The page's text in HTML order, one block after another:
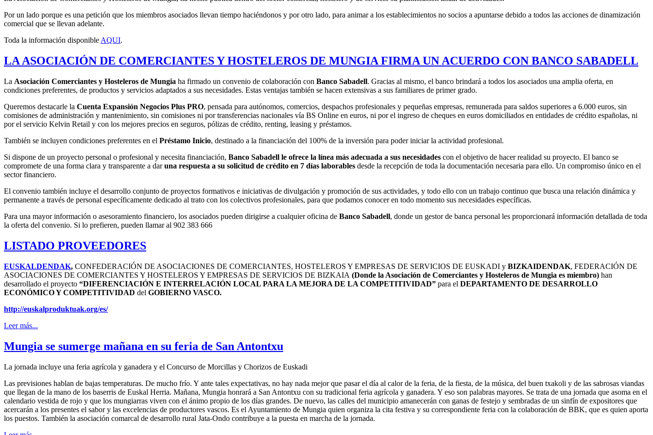
Por un lado porque es una petición que los miembros asociados llevan tiempo haciéndonos y por otro lado, para animar a los establecimientos no socios a apuntarse debido a todos las acciones de dinamización
comercial que se llevan adelante.
Toda la información disponible AQUI.
LA ASOCIACIÓN DE COMERCIANTES Y HOSTELEROS DE MUNGIA FIRMA UN ACUERDO CON BANCO SABADELL
La Asociación Comerciantes y Hosteleros de Mungia ha firmado un convenio de colaboración con Banco Sabadell. Gracias al mismo, el banco brindará a todos los asociados una amplia oferta, en
condiciones preferentes, de productos y servicios adaptados a sus necesidades. Estas ventajas también se hacen extensivas a sus familiares de primer grado.
Queremos destacarle la Cuenta Expansión Negocios Plus PRO, pensada para autónomos, comercios, despachos profesionales y pequeñas empresas, remunerada para saldos superiores a 6.000 euros, sin
comisiones de administración y mantenimiento, sin comisiones ni por transferencias nacionales vía BS Online en euros, ni por el ingreso de cheques en euros domiciliados en entidades de crédito españolas, ni
por el servicio Kelvin Retail y con los mejores precios en seguros, pólizas de crédito, renting, leasing y préstamos.
También se incluyen condiciones preferentes en el Préstamo Inicio, destinado a la financiación del 100% de la inversión para poder iniciar la actividad profesional.
Si dispone de un proyecto personal o profesional y necesita financiación, Banco Sabadell le ofrece la línea más adecuada a sus necesidades con el objetivo de hacer realidad su proyecto. El banco se
compromete de una forma clara y transparente a daruna respuesta a su solicitud de crédito en 7 días laborables desde la recepción de toda la documentación necesaria para ello. Un compromiso único en el
sector financiero.
El convenio también incluye el desarrollo conjunto de proyectos formativos e iniciativas de divulgación y promoción de sus actividades, y todo ello con un trabajo continuo que busca una relación dinámica y
permanente a través de personal específicamente dedicado al trato con los colectivos profesionales, para que podamos conocer en todo momento sus necesidades específicas.
Para una mayor información o asesoramiento financiero, los asociados pueden dirigirse a cualquier oficina de Banco Sabadell, donde un gestor de banca personal les proporcionará información detallada de toda
la oferta del convenio. Si lo prefieren, pueden llamar al 902 383 666
LISTADO PROVEEDORES
EUSKALDENDAK, CONFEDERACIÓN DE ASOCIACIONES DE COMERCIANTES, HOSTELEROS Y EMPRESAS DE SERVICIOS DE EUSKADI y BIZKAIDENDAK, FEDERACIÓN DE
ASOCIACIONES DE COMERCIANTES Y HOSTELEROS Y EMPRESAS DE SERVICIOS DE BIZKAIA (Donde la Asociación de Comerciantes y Hosteleros de Mungia es miembro) han
desarrollado el proyecto “DIFERENCIACIÓN E INTERRELACIÓN LOCAL PARA LA MEJORA DE LA COMPETITIVIDAD” para el DEPARTAMENTO DE DESARROLLO
ECONÓMICO Y COMPETITIVIDAD del GOBIERNO VASCO.
http://euskalproduktuak.org/es/
Leer más...
Mungia se sumerge mañana en su feria de San Antontxu
La jornada incluye una feria agrícola y ganadera y el Concurso de Morcillas y Chorizos de Euskadi
Las previsiones hablan de bajas temperaturas. De mucho frío. Y ante tales expectativas, no hay nada mejor que pasar el día al calor de la feria, de la fiesta, de la música, del buen txakoli y de las sabrosas viandas
que llegan de la mano de los baserris de Euskal Herria. Mañana, Mungia honrará a San Antontxu con su tradicional feria agrícola y ganadera. Y eso son palabras mayores. Se trata de una jornada que asoma en el
calendario vestida de rojo y que los mungiarras viven con el ánimo propio de los días grandes. De nuevo, las calles del municipio amanecerán con ganas de festejo y sembradas de un sinfín de expositores que
acercarán a los presentes el sabor y las excelencias de productores vascos. Es el Ayuntamiento de Mungia quien organiza la cita festiva y su correspondiente feria con la colaboración de BBK, que es quien aporta
los puestos. También la asociación comarcal de desarrollo rural Jata-Ondo contribuye a la puesta en marcha de la jornada.